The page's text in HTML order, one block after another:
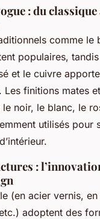
: du classique
comme le
populaires,
et le cuivre
Les finitions mates
noir, le blanc, le
utilisés pour
:
(en acier vernis,
adoptent des